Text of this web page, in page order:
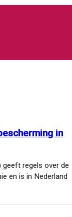
in
geeft regels over de
en is in Nederland